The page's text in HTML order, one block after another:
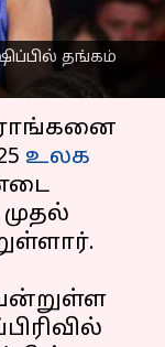
தங்கம்
உலக
முதல்